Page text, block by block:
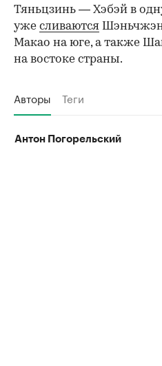
Тяньцзинь — Хэбэй в
уже сливаются
Макао на юге, а также
на востоке страны.
Авторы Теги
Антон Погорельский